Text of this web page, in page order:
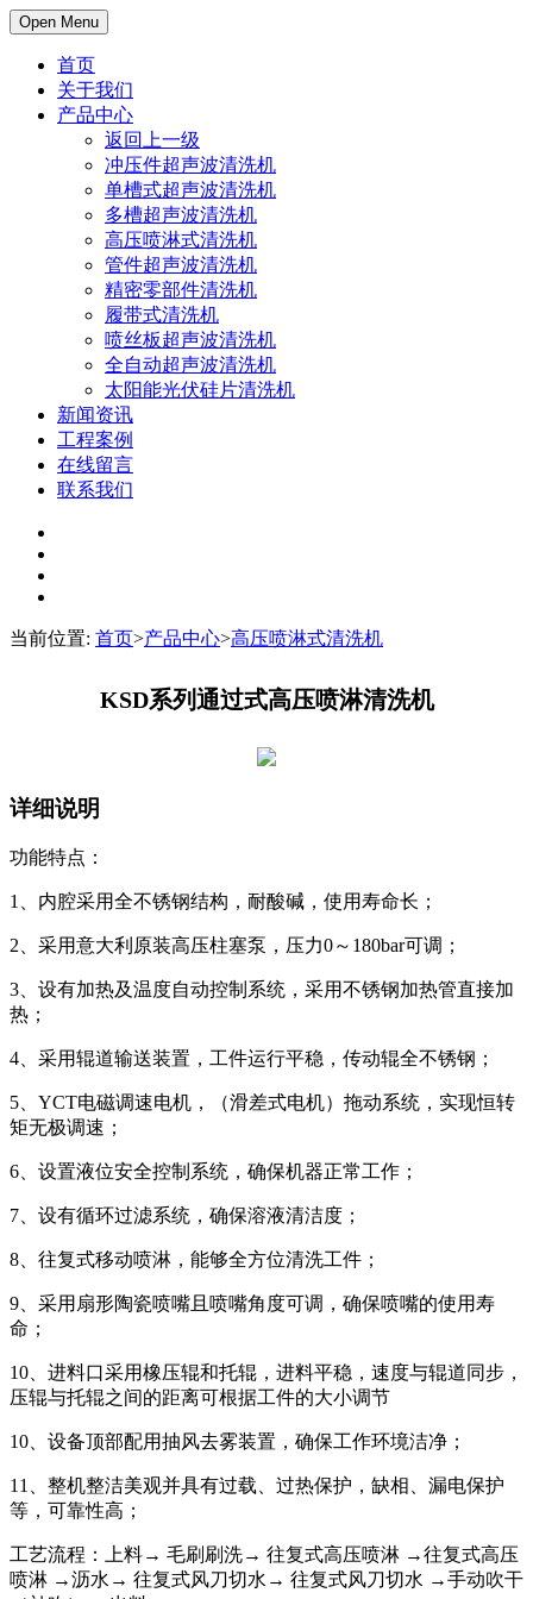
Open Menu
首页
关于我们
产品中心
返回上一级
冲压件超声波清洗机
单槽式超声波清洗机
多槽超声波清洗机
高压喷淋式清洗机
管件超声波清洗机
精密零部件清洗机
履带式清洗机
喷丝板超声波清洗机
全自动超声波清洗机
太阳能光伏硅片清洗机
新闻资讯
工程案例
在线留言
联系我们
当前位置: 首页>产品中心>高压喷淋式清洗机
KSD系列通过式高压喷淋清洗机
详细说明
功能特点：
1、内腔采用全不锈钢结构，耐酸碱，使用寿命长；
2、采用意大利原装高压柱塞泵，压力0～180bar可调；
3、设有加热及温度自动控制系统，采用不锈钢加热管直接加
热；
4、采用辊道输送装置，工件运行平稳，传动辊全不锈钢；
5、YCT电磁调速电机，（滑差式电机）拖动系统，实现恒转
矩无极调速；
6、设置液位安全控制系统，确保机器正常工作；
7、设有循环过滤系统，确保溶液清洁度；
8、往复式移动喷淋，能够全方位清洗工件；
9、采用扇形陶瓷喷嘴且喷嘴角度可调，确保喷嘴的使用寿
命；
10、进料口采用橡压辊和托辊，进料平稳，速度与辊道同步，
压辊与托辊之间的距离可根据工件的大小调节
10、设备顶部配用抽风去雾装置，确保工作环境洁净；
11、整机整洁美观并具有过载、过热保护，缺相、漏电保护
等，可靠性高；
工艺流程：上料→ 毛刷刷洗→ 往复式高压喷淋 →往复式高压
喷淋 →沥水→ 往复式风刀切水→ 往复式风刀切水 →手动吹干